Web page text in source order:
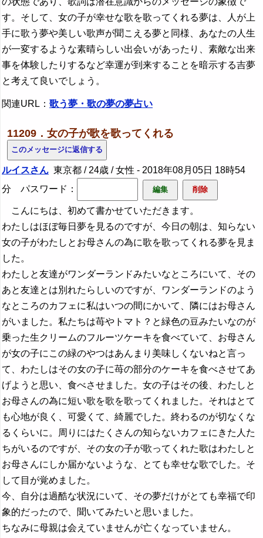
す。そして、女の子が幸せな歌を歌ってくれる夢は、人が上
手に歌う夢や美しい歌声が聞こえる夢と同様、あなたの人生
が一変するような素晴らしい出会いがあったり、素敵な出来
事を体験したりするなど幸運が到来することを暗示する吉夢
と考えて良いでしょう。
関連URL： 歌う夢・歌の夢の夢占い
11209．女の子が歌を歌ってくれる
ルイスさん 東京都 / 24歳 / 女性 - 2018年08月05日 18時54
分
パスワード：
こんにちは、初めて書かせていただきます。
わたしはほぼ毎日夢を見るのですが、今日の朝は、知らない
女の子がわたしとお母さんの為に歌を歌ってくれる夢を見ま
した。
わたしと友達がワンダーランドみたいなところにいて、その
あと友達とは別れたらしいのですが、ワンダーランドのよう
なところのカフェに私はいつの間にかいて、隣にはお母さん
がいました。私たちは苺やトマト？と緑色の豆みたいなのが
乗った生クリームのフルーツケーキを食べていて、お母さん
が女の子にこの緑のやつはあんまり美味しくないねと言っ
て、わたしはその女の子に苺の部分のケーキを食べさせてあ
げようと思い、食べさせました。女の子はその後、わたしと
お母さんの為に短い歌を歌を歌ってくれました。それはとて
も心地が良く、可愛くて、綺麗でした。終わるのが切なくな
るくらいに。周りにはたくさんの知らないカフェにきた人た
ちがいるのですが、その女の子が歌ってくれた歌はわたしと
お母さんにしか届かないような、とても幸せな歌でした。そ
して目が覚めました。
今、自分は過酷な状況にいて、その夢だけがとても幸福で印
象的だったので、聞いてみたいと思いました。
ちなみに母親は会えていませんが亡くなっていません。